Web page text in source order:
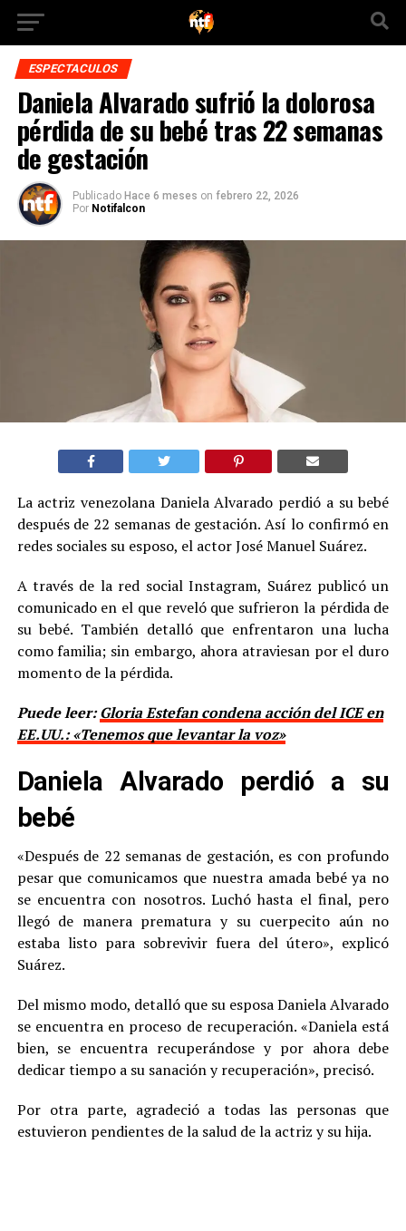
ESPECTACULOS
Daniela Alvarado sufrió la dolorosa
pérdida de su bebé tras 22 semanas
de gestación
Publicado Hace 6 meses on febrero 22, 2026
Por Notifalcon
La actriz venezolana Daniela Alvarado perdió a su bebé
después de 22 semanas de gestación. Así lo confirmó en
redes sociales su esposo, el actor José Manuel Suárez.
A través de la red social Instagram, Suárez publicó un
comunicado en el que reveló que sufrieron la pérdida de
su bebé. También detalló que enfrentaron una lucha
como familia; sin embargo, ahora atraviesan por el duro
momento de la pérdida.
Puede leer:Gloria Estefan condena acción del ICE en
EE.UU.: «Tenemos que levantar la voz»
Daniela Alvarado perdió a su
bebé
«Después de 22 semanas de gestación, es con profundo
pesar que comunicamos que nuestra amada bebé ya no
se encuentra con nosotros. Luchó hasta el final, pero
llegó de manera prematura y su cuerpecito aún no
estaba listo para sobrevivir fuera del útero», explicó
Suárez.
Del mismo modo, detalló que su esposa Daniela Alvarado
se encuentra en proceso de recuperación. «Daniela está
bien, se encuentra recuperándose y por ahora debe
dedicar tiempo a su sanación y recuperación», precisó.
Por otra parte, agradeció a todas las personas que
estuvieron pendientes de la salud de la actriz y su hija.